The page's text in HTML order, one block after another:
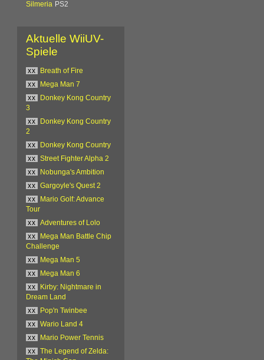
Silmeria PS2
Aktuelle WiiUV-
Spiele
xx
Breath of Fire
xx
Mega Man 7
xx
Donkey Kong Country
3
xx
Donkey Kong Country
2
xx
Donkey Kong Country
xx
Street Fighter Alpha 2
xx
Nobunga's Ambition
xx
Gargoyle's Quest 2
xx
Mario Golf: Advance
Tour
xx
Adventures of Lolo
xx
Mega Man Battle Chip
Challenge
xx
Mega Man 5
xx
Mega Man 6
xx
Kirby: Nightmare in
Dream Land
xx
Pop'n Twinbee
xx
Wario Land 4
xx
Mario Power Tennis
xx
The Legend of Zelda: